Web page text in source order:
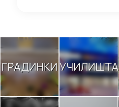
ГРАДИНКИУЧИЛИШТА